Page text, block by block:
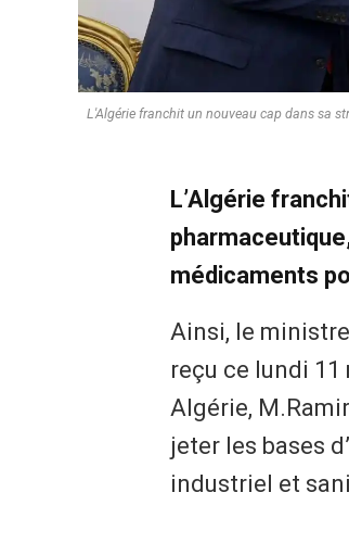
L'Algérie franchit un nouveau cap dans sa
L’Algérie
médicaments
Ainsi, le
reçu ce lundi 11
Algérie,
jeter les bases
industriel et